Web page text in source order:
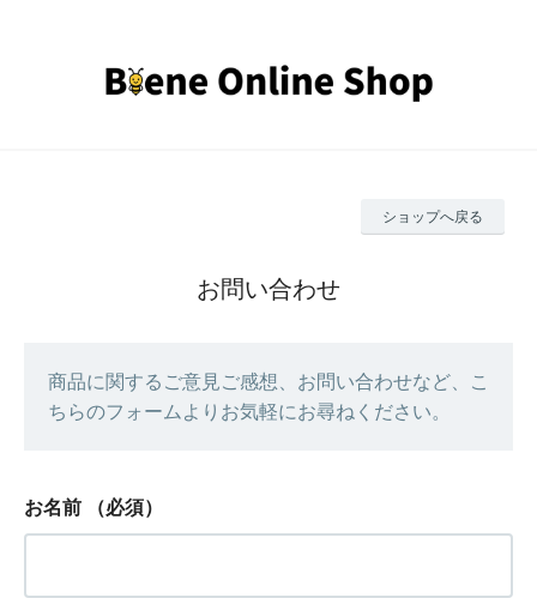
ショップへ戻る
お問い合わせ
商品に関するご意見ご感想、お問い合わせなど、こ
ちらのフォームよりお気軽にお尋ねください。
お名前 （必須）